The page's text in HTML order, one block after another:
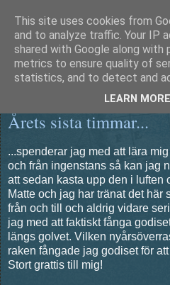
Årets sista timmar...
...spenderar jag med att lära
och från ingenstans så kan jag
att sedan kasta upp den i luften
Matte och jag har tränat det här
från och till och aldrig vidare
jag med att faktiskt fånga
längs golvet. Vilken
raken fångade jag godiset för
Stort grattis till mig!
This site uses cookies from
and to analyze traffic. Your IP
shared with Google along with
metrics to ensure quality of
statistics, and to detect and
LEARN MORE